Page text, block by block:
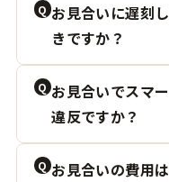
Q お見合いに遅刻
きですか？
Q お見合いでスマ
違反ですか？
Q お見合いの費用